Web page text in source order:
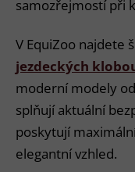
samozřejmostí při
V EquiZoo najdete
jezdeckých
moderní modely
splňují aktuální
poskytují
elegantní vzhled.